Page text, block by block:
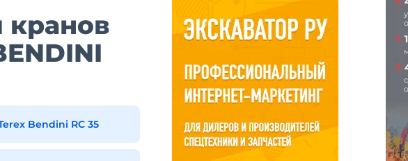
кранов
Bendini RC 35